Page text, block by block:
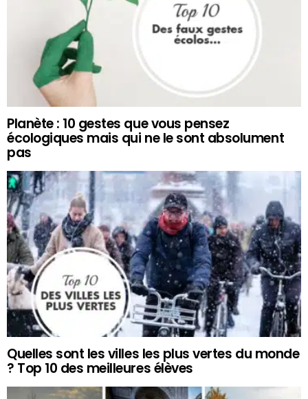
Planète : 10 gestes que vous pensez
écologiques mais qui ne le sont absolument
pas
Quelles sont les villes les plus vertes du monde
? Top 10 des meilleures élèves